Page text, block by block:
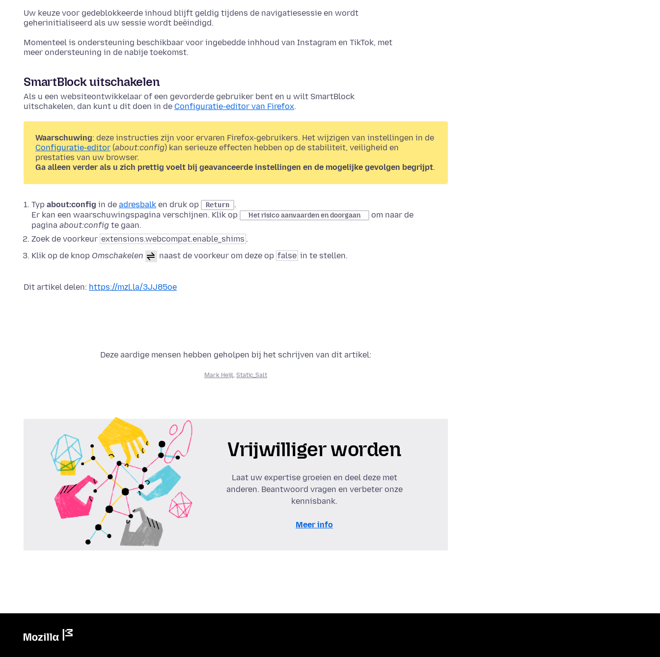
Uw keuze voor gedeblokkeerde inhoud blijft geldig tijdens de navigatiesessie en wordt
geherinitialiseerd als uw sessie wordt beëindigd.
Momenteel is ondersteuning beschikbaar voor ingebedde inhhoud van Instagram en TikTok, met
meer ondersteuning in de nabije toekomst.
SmartBlock uitschakelen
Als u een websiteontwikkelaar of een gevorderde gebruiker bent en u wilt SmartBlock
uitschakelen, dan kunt u dit doen in de Configuratie-editor van Firefox.
Waarschuwing: deze instructies zijn voor ervaren Firefox-gebruikers. Het wijzigen van instellingen in de
Configuratie-editor (about:config) kan serieuze effecten hebben op de stabiliteit, veiligheid en
prestaties van uw browser.
Ga alleen verder als u zich prettig voelt bij geavanceerde instellingen en de mogelijke gevolgen begrijpt.
Typ about:config in de adresbalk en druk op Return
.
Er kan een waarschuwingspagina verschijnen. Klik op
Het risico aanvaarden en doorgaan
om naar de
pagina about:config te gaan.
Zoek de voorkeur extensions.webcompat.enable_shims .
Klik op de knop Omschakelen naast de voorkeur om deze op false in te stellen.
Dit artikel delen: https://mzl.la/3JJ85oe
Deze aardige mensen hebben geholpen bij het schrijven van dit artikel:
Mark Heijl, Static_Salt
Vrijwilliger worden
Laat uw expertise groeien en deel deze met
anderen. Beantwoord vragen en verbeter onze
kennisbank.
Meer info